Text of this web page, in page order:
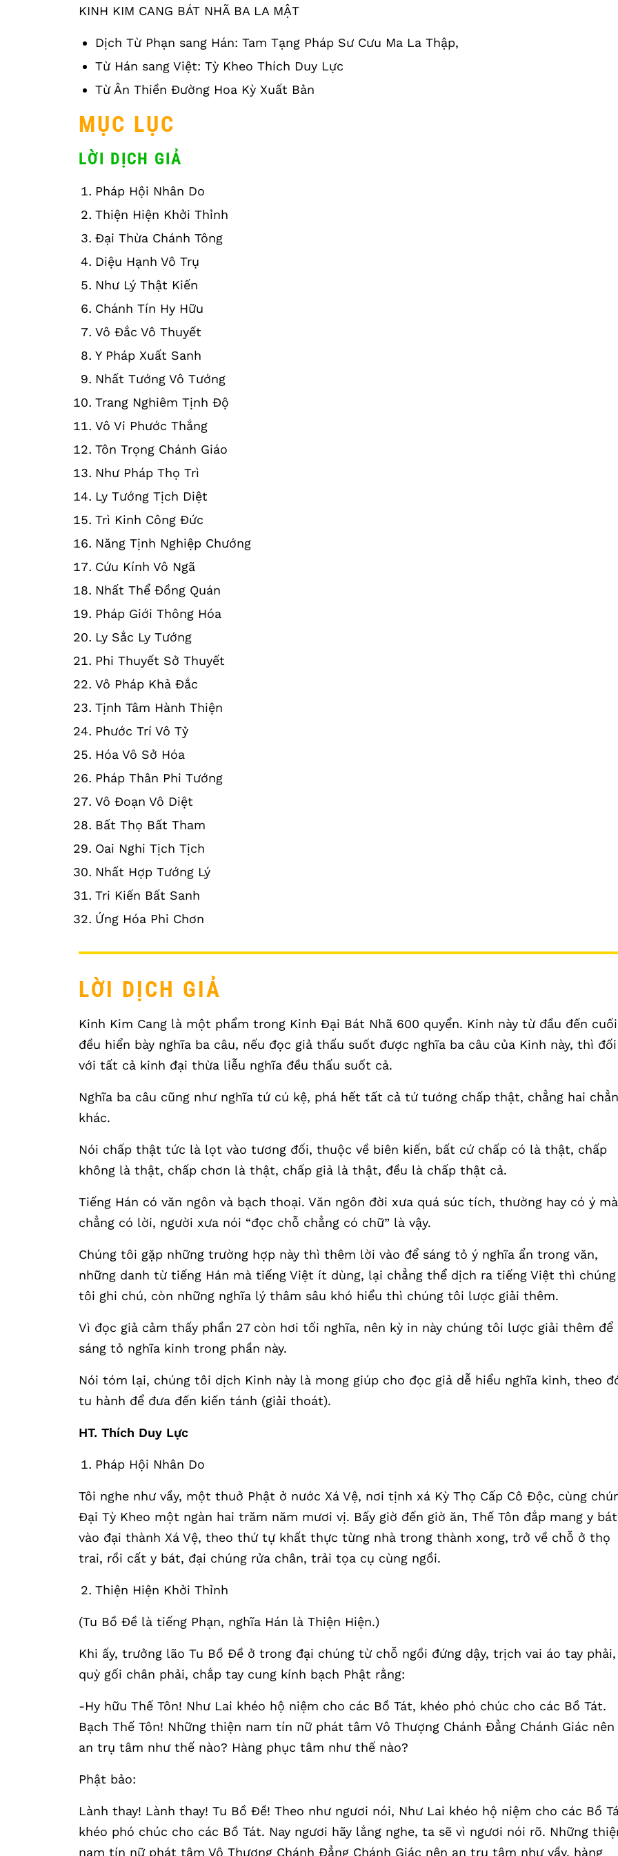
KINH KIM CANG BÁT NHÃ BA LA MẬT
Dịch Từ Phạn sang Hán: Tam Tạng Pháp Sư Cưu Ma La Thập,
Từ Hán sang Việt: Tỳ Kheo Thích Duy Lực
Từ Ân Thiền Ðường Hoa Kỳ Xuất Bản
MỤC LỤC
LỜI DỊCH GIẢ
Pháp Hội Nhân Do
Thiện Hiện Khởi Thỉnh
Đại Thừa Chánh Tông
Diệu Hạnh Vô Trụ
Như Lý Thật Kiến
Chánh Tín Hy Hữu
Vô Đắc Vô Thuyết
Y Pháp Xuất Sanh
Nhất Tướng Vô Tướng
Trang Nghiêm Tịnh Độ
Vô Vi Phước Thắng
Tôn Trọng Chánh Giáo
Như Pháp Thọ Trì
Ly Tướng Tịch Diệt
Trì Kinh Công Đức
Năng Tịnh Nghiệp Chướng
Cứu Kính Vô Ngã
Nhất Thể Đồng Quán
Pháp Giới Thông Hóa
Ly Sắc Ly Tướng
Phi Thuyết Sở Thuyết
Vô Pháp Khả Đắc
Tịnh Tâm Hành Thiện
Phước Trí Vô Tỷ
Hóa Vô Sở Hóa
Pháp Thân Phi Tướng
Vô Đoạn Vô Diệt
Bất Thọ Bất Tham
Oai Nghi Tịch Tịch
Nhất Hợp Tướng Lý
Tri Kiến Bất Sanh
Ứng Hóa Phi Chơn
LỜI DỊCH GIẢ
Kinh Kim Cang là một phẩm trong Kinh Đại Bát Nhã 600 quyển. Kinh này từ đầu đến cuối
đều hiển bày nghĩa ba câu, nếu đọc giả thấu suốt được nghĩa ba câu của Kinh này, thì đối
với tất cả kinh đại thừa liễu nghĩa đều thấu suốt cả.
Nghĩa ba câu cũng như nghĩa tứ cú kệ, phá hết tất cả tứ tướng chấp thật, chẳng hai
khác.
Nói chấp thật tức là lọt vào tương đối, thuộc về biên kiến, bất cứ chấp có là thật, chấp
không là thật, chấp chơn là thật, chấp giả là thật, đều là chấp thật cả.
Tiếng Hán có văn ngôn và bạch thoại. Văn ngôn đời xưa quá súc tích, thường hay có ý mà
chẳng có lời, người xưa nói “đọc chỗ chẳng có chữ” là vậy.
Chúng tôi gặp những trường hợp này thì thêm lời vào để sáng tỏ ý nghĩa ẩn trong văn,
những danh từ tiếng Hán mà tiếng Việt ít dùng, lại chẳng thể dịch ra tiếng Việt thì chúng
tôi ghi chú, còn những nghĩa lý thâm sâu khó hiểu thì chúng tôi lược giải thêm.
Vì đọc giả cảm thấy phần 27 còn hơi tối nghĩa, nên kỳ in này chúng tôi lược giải thêm để
sáng tỏ nghĩa kinh trong phần này.
Nói tóm lại, chúng tôi dịch Kinh này là mong giúp cho đọc giả dễ hiểu nghĩa kinh, theo
tu hành để đưa đến kiến tánh (giải thoát).
HT. Thích Duy Lực
Pháp Hội Nhân Do
Tôi nghe như vầy, một thuở Phật ở nước Xá Vệ, nơi tịnh xá Kỳ Thọ Cấp Cô Độc, cùng
Đại Tỳ Kheo một ngàn hai trăm năm mươi vị. Bấy giờ đến giờ ăn, Thế Tôn đắp mang y
vào đại thành Xá Vệ, theo thứ tự khất thực từng nhà trong thành xong, trở về chỗ ở thọ
trai, rồi cất y bát, đại chúng rửa chân, trải tọa cụ cùng ngồi.
Thiện Hiện Khởi Thỉnh
(Tu Bồ Đề là tiếng Phạn, nghĩa Hán là Thiện Hiện.)
Khi ấy, trưởng lão Tu Bồ Đề ở trong đại chúng từ chỗ ngồi đứng dậy, trịch vai áo tay phải,
quỳ gối chân phải, chắp tay cung kính bạch Phật rằng:
-Hy hữu Thế Tôn! Như Lai khéo hộ niệm cho các Bồ Tát, khéo phó chúc cho các Bồ Tát.
Bạch Thế Tôn! Những thiện nam tín nữ phát tâm Vô Thượng Chánh Đẳng Chánh Giác nên
an trụ tâm như thế nào? Hàng phục tâm như thế nào?
Phật bảo:
Lành thay! Lành thay! Tu Bồ Đề! Theo như ngươi nói, Như Lai khéo hộ niệm cho các Bồ
khéo phó chúc cho các Bồ Tát. Nay ngươi hãy lắng nghe, ta sẽ vì ngươi nói rõ. Những
nam tín nữ phát tâm Vô Thượng Chánh Đẳng Chánh Giác nên an trụ tâm như vầy, hàng